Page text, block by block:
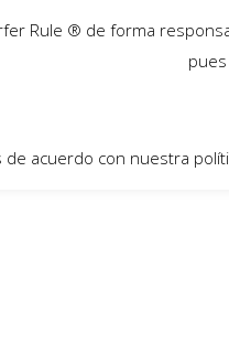
Rule ® de forma
de acuerdo con nuestra